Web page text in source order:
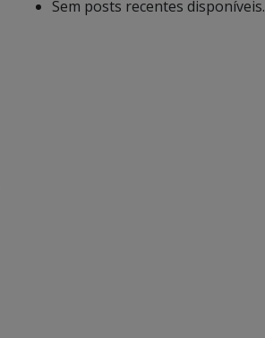
Sem posts recentes disponíveis.